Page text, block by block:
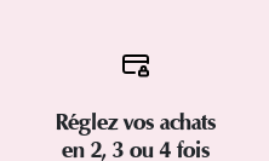
Réglez vos achats
en 2, 3 ou 4 fois